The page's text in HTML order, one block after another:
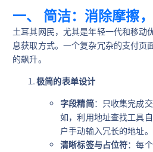
一、 简洁：消除摩擦
土耳其网民，尤其是年轻一代和移动
息获取方式。一个复杂冗杂的支付页
的飙升。
极简的表单设计
字段精简：只收集完成
如，利用地址查找工具
户手动输入冗长的地址。
清晰标签与占位符：每